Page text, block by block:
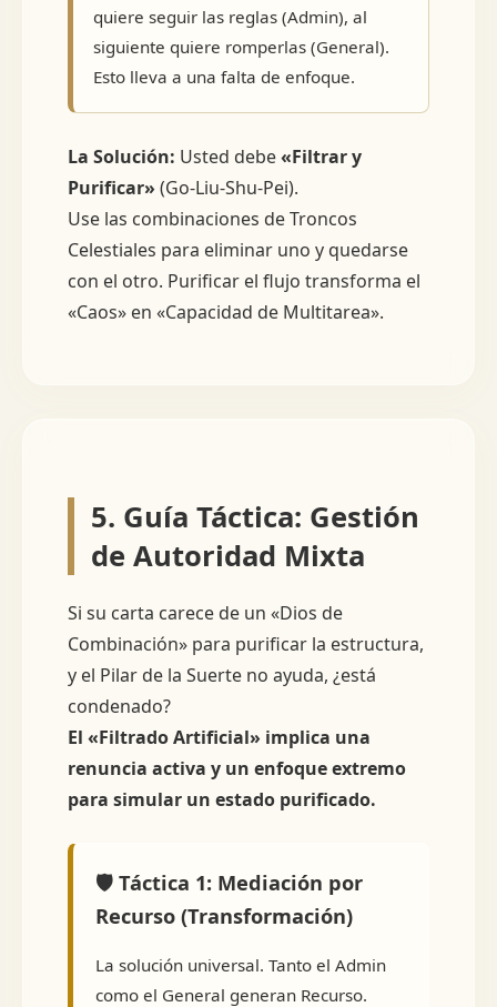
quiere seguir las reglas (Admin), al
siguiente quiere romperlas (General).
Esto lleva a una falta de enfoque.
La Solución: Usted debe«Filtrar y
Purificar» (Go-Liu-Shu-Pei).
Use las combinaciones de Troncos
Celestiales para eliminar uno y quedarse
con el otro. Purificar el flujo transforma el
«Caos» en «Capacidad de Multitarea».
5. Guía Táctica: Gestión
de Autoridad Mixta
Si su carta carece de un «Dios de
Combinación» para purificar la estructura,
y el Pilar de la Suerte no ayuda, ¿está
condenado?
El «Filtrado Artificial» implica una
renuncia activa y un enfoque extremo
para simular un estado purificado.
🛡️ Táctica 1: Mediación por
Recurso (Transformación)
La solución universal. Tanto el Admin
como el General generan Recurso.